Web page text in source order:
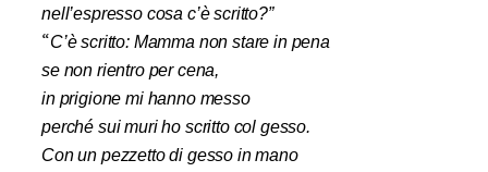
nell’espresso cosa c’è scritto?”
“C’è scritto: Mamma non stare in pena
se non rientro per cena,
in prigione mi hanno messo
perché sui muri ho scritto col gesso.
Con un pezzetto di gesso in mano